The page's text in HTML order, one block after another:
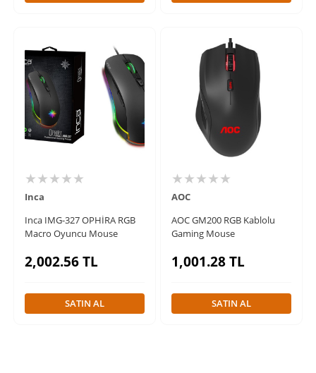
★★★★★
Inca
Inca IMG-327 OPHİRA RGB
Macro Oyuncu Mouse
2,002.56TL
SATIN AL
★★★★★
AOC
AOC GM200 RGB Kablolu
Gaming Mouse
1,001.28TL
SATIN AL